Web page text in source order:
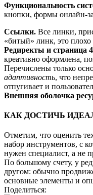
Функциональность
кнопки, формы онлайн-
Ссылки. Все линки,
«битый» линк, это
Редиректы и страница
креативно оформлена,
Перечислены только
адаптивность, что
отпугивает и
Внешняя оболочка
КАК ДОСТИЧЬ
Отметим, что оценить
набор инструментов, с
нужен специалист, а не
По большому счету, у
другом: обычно
основные элементы и
Поделиться: